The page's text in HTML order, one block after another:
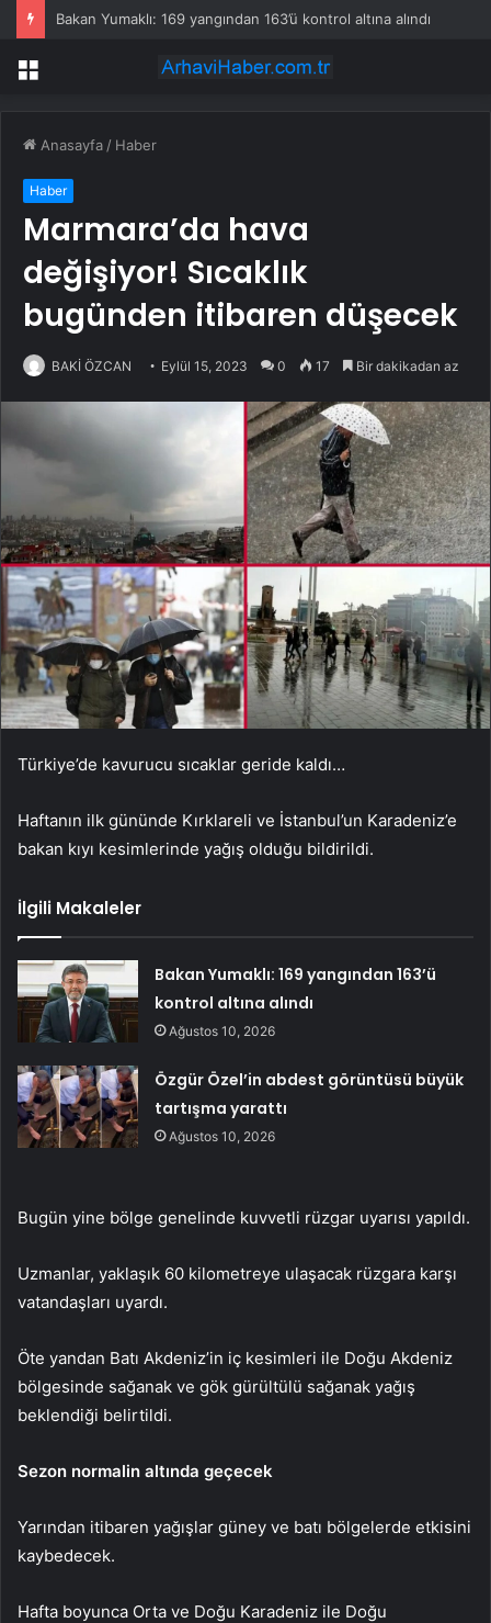
Bakan Yumaklı: 169 yangından 163’ü kontrol altına alındı
Menü
Anasayfa / Haber
Haber
Marmara’da hava
değişiyor! Sıcaklık
bugünden itibaren düşecek
BAKİ ÖZCAN Eylül 15, 2023 0 17 Bir dakikadan az
Türkiye’de kavurucu sıcaklar geride kaldı…
Haftanın ilk gününde Kırklareli ve İstanbul’un Karadeniz’e
bakan kıyı kesimlerinde yağış olduğu bildirildi.
İlgili Makaleler
Bakan Yumaklı: 169 yangından 163’ü
kontrol altına alındı
Ağustos 10, 2026
Özgür Özel’in abdest görüntüsü büyük
tartışma yarattı
Ağustos 10, 2026
Bugün yine bölge genelinde kuvvetli rüzgar uyarısı yapıldı.
Uzmanlar, yaklaşık 60 kilometreye ulaşacak rüzgara karşı
vatandaşları uyardı.
Öte yandan Batı Akdeniz’in iç kesimleri ile Doğu Akdeniz
bölgesinde sağanak ve gök gürültülü sağanak yağış
beklendiği belirtildi.
Sezon normalin altında geçecek
Yarından itibaren yağışlar güney ve batı bölgelerde etkisini
kaybedecek.
Hafta boyunca Orta ve Doğu Karadeniz ile Doğu